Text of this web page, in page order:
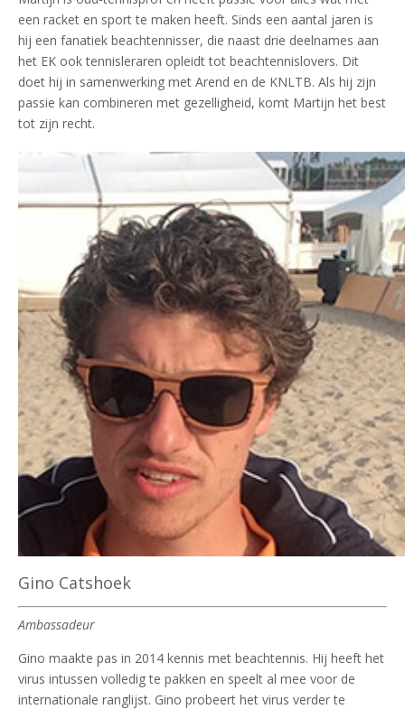
een racket en sport te maken heeft. Sinds een aantal jaren is
hij een fanatiek beachtennisser, die naast drie deelnames aan
het EK ook tennisleraren opleidt tot beachtennislovers. Dit
doet hij in samenwerking met Arend en de KNLTB. Als hij zijn
passie kan combineren met gezelligheid, komt Martijn het best
tot zijn recht.
Gino Catshoek
Ambassadeur
Gino maakte pas in 2014 kennis met beachtennis. Hij heeft het
virus intussen volledig te pakken en speelt al mee voor de
internationale ranglijst. Gino probeert het virus verder te